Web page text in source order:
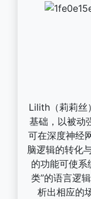
Lilith（莉莉丝
基础，以被动
可在深度神经
脑逻辑的转化
的功能可使系
类”的语言逻
析出相应的